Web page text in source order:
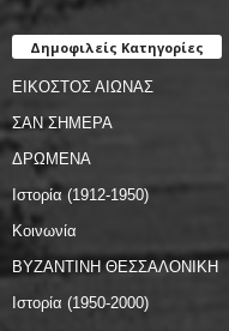
Δημοφιλείς Κατηγορίες
ΕΙΚΟΣΤΟΣ ΑΙΩΝΑΣ
ΣΑΝ ΣΗΜΕΡΑ
ΔΡΩΜΕΝΑ
Ιστορία (1912-1950)
Κοινωνία
ΒΥΖΑΝΤΙΝΗ ΘΕΣΣΑΛΟΝΙΚΗ
Ιστορία (1950-2000)